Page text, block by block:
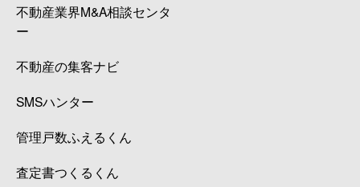
不動産業界M&A相談センタ
ー
不動産の集客ナビ
SMSハンター
管理戸数ふえるくん
査定書つくるくん